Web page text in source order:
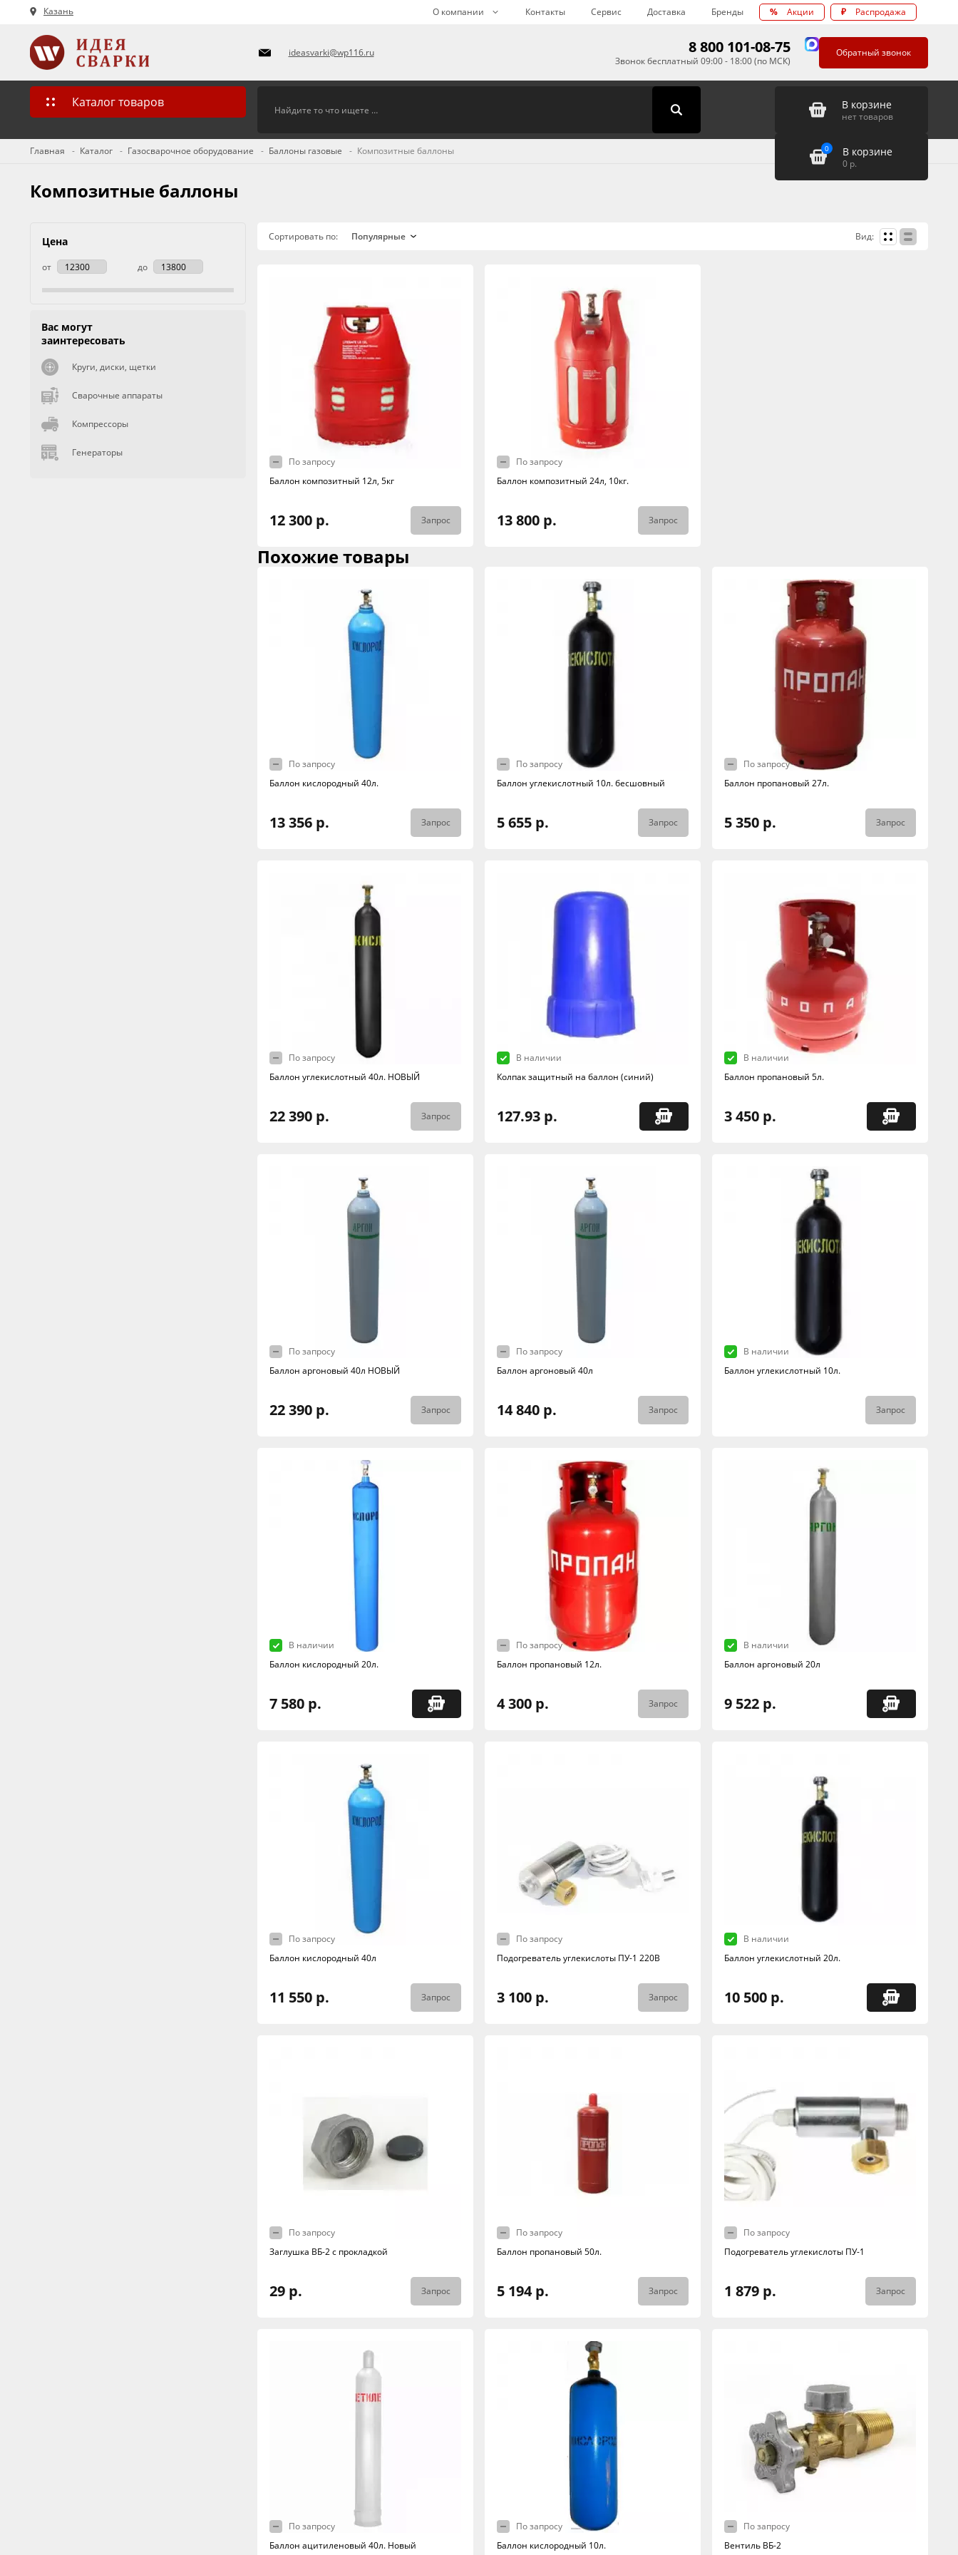
Казань О компании Контакты Сервис Доставка Бренды % Акции ₽ Распродажа
ideasvarki@wp116.ru 8 800 101-08-75
Звонок бесплатный 09:00 - 18:00 (по МСК)
Обратный звонок
Каталог товаров В корзине
нет товаров
0 В корзине
0 р.
Главная Каталог Газосварочное оборудование Баллоны газовые Композитные баллоны
Композитные баллоны
Сортировать по: Вид:
По запросу
Баллон композитный 12л, 5кг
12 300 р. Запрос
По запросу
Баллон композитный 24л, 10кг.
13 800 р. Запрос
Похожие товары
По запросу
Баллон кислородный 40л.
13 356 р. Запрос
По запросу
Баллон углекислотный 10л. бесшовный
5 655 р. Запрос
По запросу
Баллон пропановый 27л.
5 350 р. Запрос
По запросу
Баллон углекислотный 40л. НОВЫЙ
22 390 р. Запрос
В наличии
Колпак защитный на баллон (синий)
127.93 р.
В наличии
Баллон пропановый 5л.
3 450 р.
По запросу
Баллон аргоновый 40л НОВЫЙ
22 390 р. Запрос
По запросу
Баллон аргоновый 40л
14 840 р. Запрос
В наличии
Баллон углекислотный 10л.
Запрос
В наличии
Баллон кислородный 20л.
7 580 р.
По запросу
Баллон пропановый 12л.
4 300 р. Запрос
В наличии
Баллон аргоновый 20л
9 522 р.
По запросу
Баллон кислородный 40л
11 550 р. Запрос
По запросу
Подогреватель углекислоты ПУ-1 220В
3 100 р. Запрос
В наличии
Баллон углекислотный 20л.
10 500 р.
По запросу
Заглушка ВБ-2 с прокладкой
29 р. Запрос
По запросу
Баллон пропановый 50л.
5 194 р. Запрос
По запросу
Подогреватель углекислоты ПУ-1
1 879 р. Запрос
По запросу
Баллон ацитиленовый 40л. Новый
По запросу
Баллон кислородный 10л.
По запросу
Вентиль ВБ-2
Цена
от до
Вас могут
заинтересовать
Круги, диски, щетки
Сварочные аппараты
Компрессоры
Генераторы